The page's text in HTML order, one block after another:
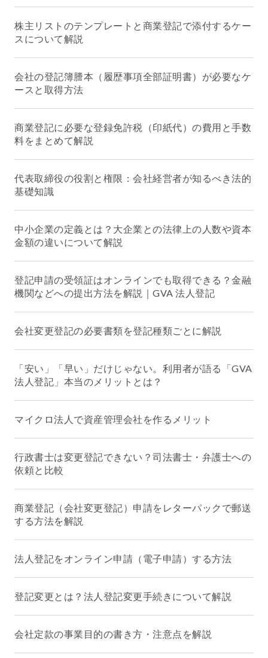
株主リストのテンプレートと商業登記で添付するケー
スについて解説
会社の登記簿謄本（履歴事項全部証明書）が必要なケ
ースと取得方法
商業登記に必要な登録免許税（印紙代）の費用と手数
料をまとめて解説
代表取締役の役割と権限：会社経営者が知るべき法的
基礎知識
中小企業の定義とは？大企業との法律上の人数や資本
金額の違いについて解説
登記申請の受領証はオンラインでも取得できる？金融
機関などへの提出方法を解説｜GVA 法人登記
会社変更登記の必要書類を登記種類ごとに解説
「安い」「早い」だけじゃない。利用者が語る「GVA
法人登記」本当のメリットとは？
マイクロ法人で資産管理会社を作るメリット
行政書士は変更登記できない？司法書士・弁護士への
依頼と比較
商業登記（会社変更登記）申請をレターパックで郵送
する方法を解説
法人登記をオンライン申請（電子申請）する方法
登記変更とは？法人登記変更手続きについて解説
会社定款の事業目的の書き方・注意点を解説